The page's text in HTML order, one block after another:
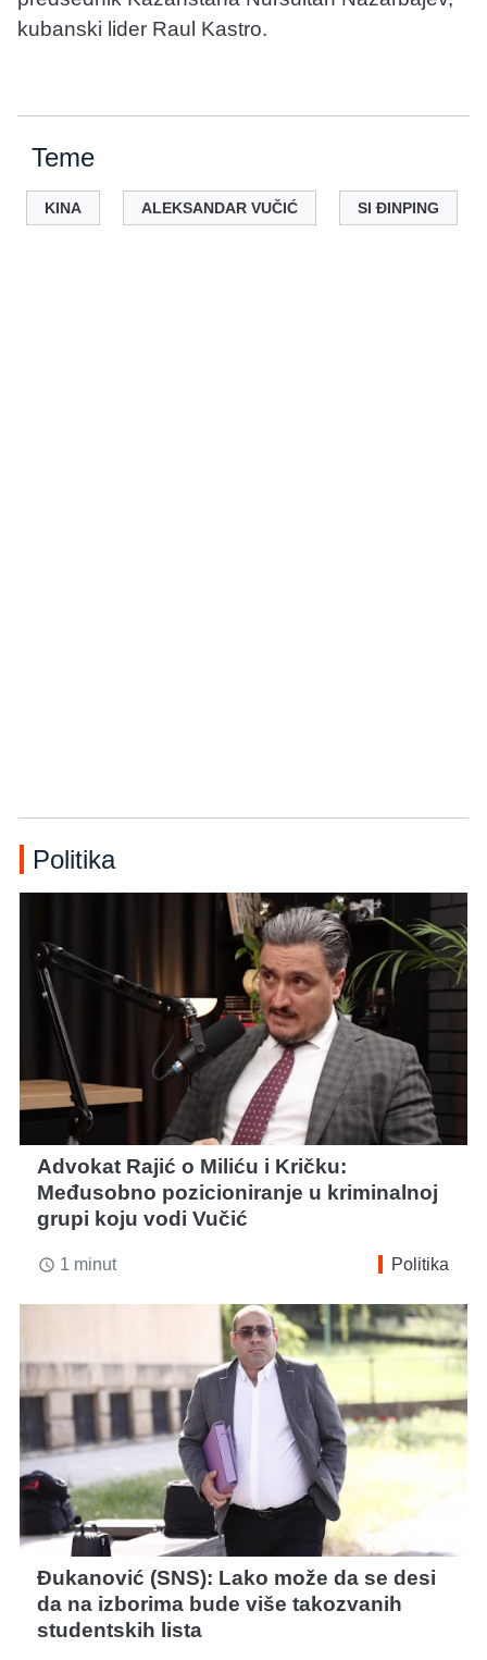
kubanski lider Raul Kastro.
Teme
KINA ALEKSANDAR VUČIĆ SI ĐINPING
Politika
Advokat Rajić o Miliću i Kričku:
Međusobno pozicioniranje u kriminalnoj
grupi koju vodi Vučić
access_time 1 minut Politika
Đukanović (SNS): Lako može da se desi
da na izborima bude više takozvanih
studentskih lista